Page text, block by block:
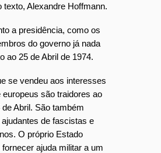
texto, Alexandre Hoffmann.
a presidência, como os
do governo já nada
ao 25 de Abril de 1974.
se vendeu aos interesses
são traidores ao
Abril. São também
de fascistas e
O próprio Estado
ajuda militar a um